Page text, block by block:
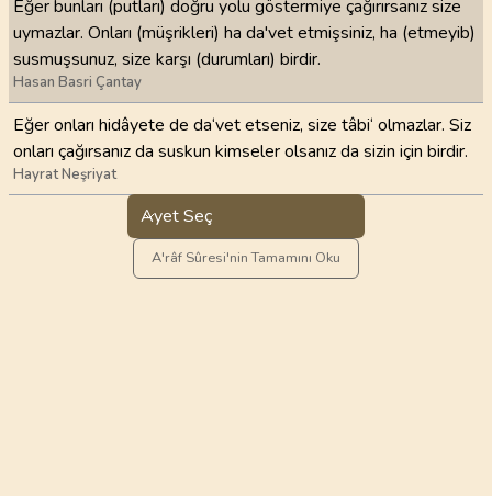
Eğer bunları (putları) doğru yolu göstermiye çağırırsanız size
uymazlar. Onları (müşrikleri) ha da'vet etmişsiniz, ha (etmeyib)
susmuşsunuz, size karşı (durumları) birdir.
Hasan Basri Çantay
Eğer onları hidâyete de da‘vet etseniz, size tâbi‘ olmazlar. Siz
onları çağırsanız da suskun kimseler olsanız da sizin için birdir.
Hayrat Neşriyat
Ayet Seç
A'râf Sûresi'nin Tamamını Oku